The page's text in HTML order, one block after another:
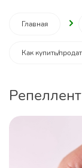
Главная
Как купить/